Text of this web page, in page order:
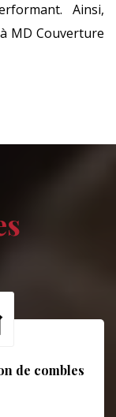
Ainsi,
MD Couverture
de combles